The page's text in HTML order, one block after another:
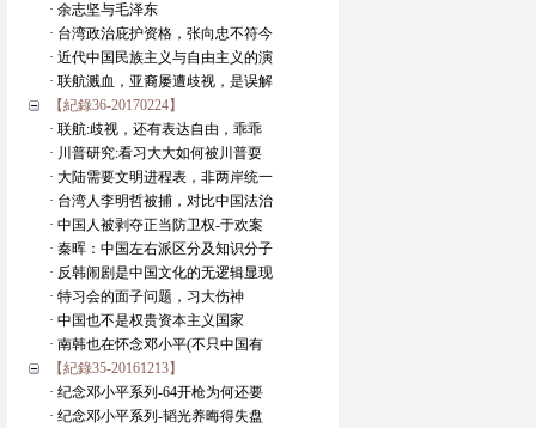
· 余志坚与毛泽东
· 台湾政治庇护资格，张向忠不符今
· 近代中国民族主义与自由主义的演
· 联航溅血，亚裔屡遭歧视，是误解
【紀錄36-20170224】
· 联航:歧视，还有表达自由，乖乖
· 川普研究:看习大大如何被川普耍
· 大陆需要文明进程表，非两岸统一
· 台湾人李明哲被捕，对比中国法治
· 中国人被剥夺正当防卫权-于欢案
· 秦晖：中国左右派区分及知识分子
· 反韩闹剧是中国文化的无逻辑显现
· 特习会的面子问题，习大伤神
· 中国也不是权贵资本主义国家
· 南韩也在怀念邓小平(不只中国有
【紀錄35-20161213】
· 纪念邓小平系列-64开枪为何还要
· 纪念邓小平系列-韬光养晦得失盘